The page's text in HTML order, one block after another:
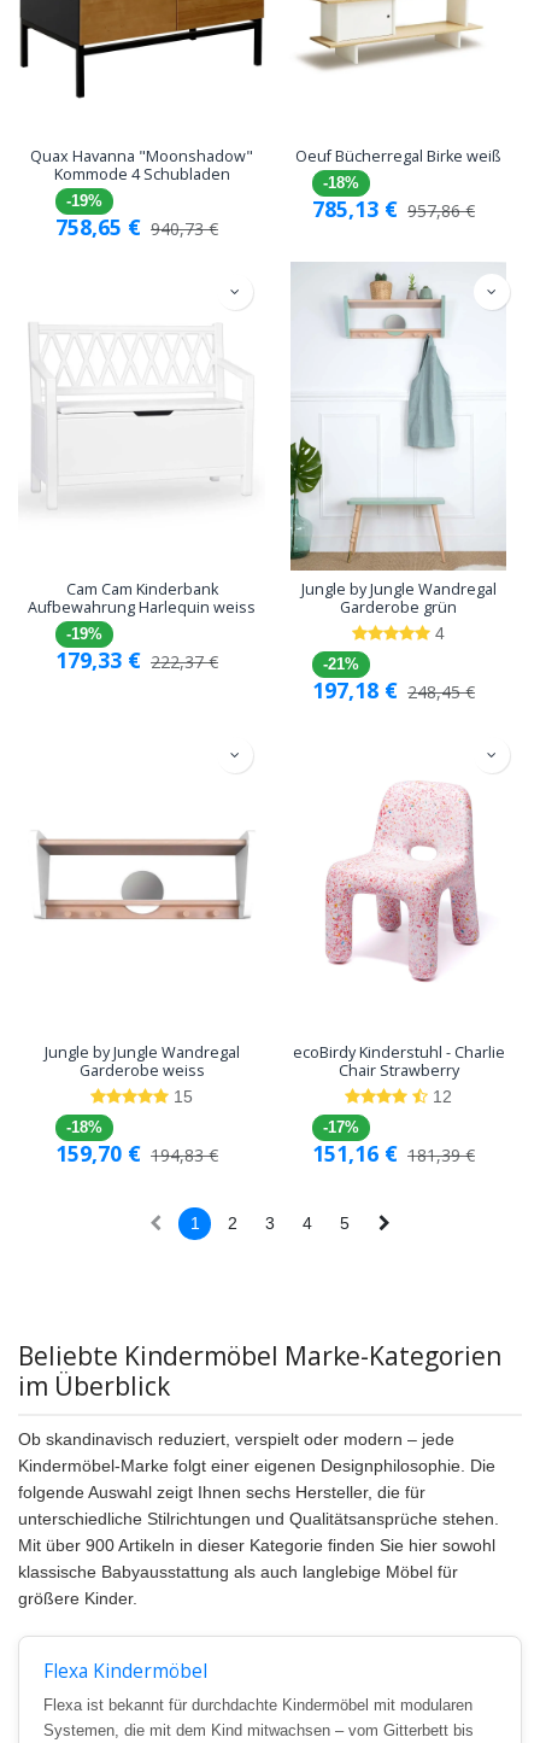
Quax Havanna "Moonshadow"
Kommode 4 Schubladen
-19%
758,65 € 940,73€
Oeuf Bücherregal Birke weiß
-18%
785,13 € 957,86€
Cam Cam Kinderbank
Aufbewahrung Harlequin weiss
-19%
179,33 € 222,37€
Jungle by Jungle Wandregal
Garderobe grün
4
-21%
197,18 € 248,45€
Jungle by Jungle Wandregal
Garderobe weiss
15
-18%
159,70 € 194,83€
ecoBirdy Kinderstuhl - Charlie
Chair Strawberry
12
-17%
151,16 € 181,39€
1 2 3 4 5
Beliebte Kindermöbel Marke-Kategorien
im Überblick
Ob skandinavisch reduziert, verspielt oder modern – jede
Kindermöbel-Marke folgt einer eigenen Designphilosophie. Die
folgende Auswahl zeigt Ihnen sechs Hersteller, die für
unterschiedliche Stilrichtungen und Qualitätsansprüche stehen.
Mit über 900 Artikeln in dieser Kategorie finden Sie hier sowohl
klassische Babyausstattung als auch langlebige Möbel für
größere Kinder.
Flexa Kindermöbel
Flexa ist bekannt für durchdachte Kindermöbel mit modularen
Systemen, die mit dem Kind mitwachsen – vom Gitterbett bis